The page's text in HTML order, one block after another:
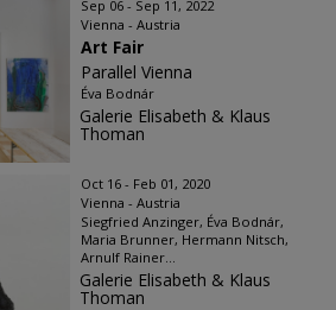
Sep 06 - Sep 11, 2022
Vienna - Austria
Art Fair
Parallel Vienna
Éva Bodnár
Galerie Elisabeth & Klaus
Thoman
Oct 16 - Feb 01, 2020
Vienna - Austria
Siegfried Anzinger, Éva Bodnár,
Maria Brunner, Hermann Nitsch,
Arnulf Rainer...
Galerie Elisabeth & Klaus
Thoman